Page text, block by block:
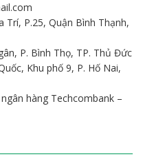
Trí, P.25, Quận Bình Thạnh,
P. Bình Thọ, TP. Thủ Đức
Khu phố 9, P. Hố Nai,
hàng Techcombank –